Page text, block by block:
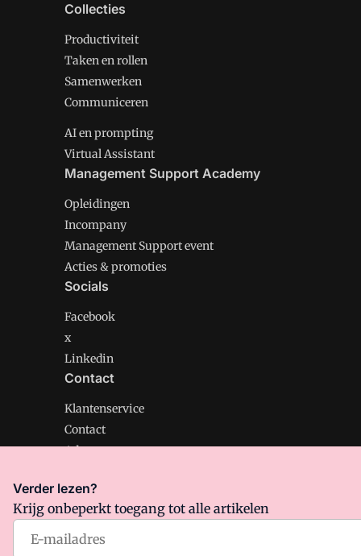
Collecties
Productiviteit
Taken en rollen
Samenwerken
Communiceren
AI en prompting
Virtual Assistant
Management Support Academy
Opleidingen
Incompany
Management Support event
Acties & promoties
Socials
Facebook
x
Linkedin
Contact
Klantenservice
Contact
Adverteren
Management Support is onderdeel van VMN media.
Algemene Voorwaarden
Verder lezen?
Krijg onbeperkt toegang tot alle artikelen